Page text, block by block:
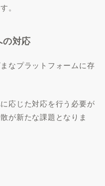
。
対応
なプラットフォームに存
応じた対応を行う必要が
が新たな課題となりま